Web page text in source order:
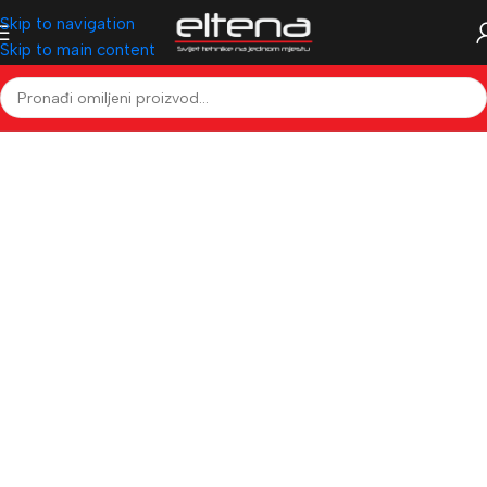
Skip to navigation
Skip to main content